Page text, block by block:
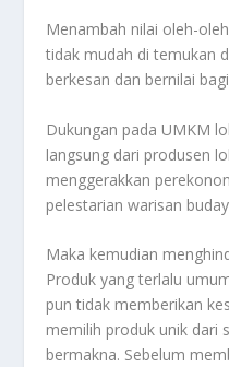
Menambah nilai oleh-
tidak mudah di temukan
berkesan dan bernilai
Dukungan pada UMKM
langsung dari produsen
menggerakkan
pelestarian warisan
Maka kemudian
Produk yang terlalu
pun tidak memberikan
memilih produk unik dari
bermakna. Sebelum